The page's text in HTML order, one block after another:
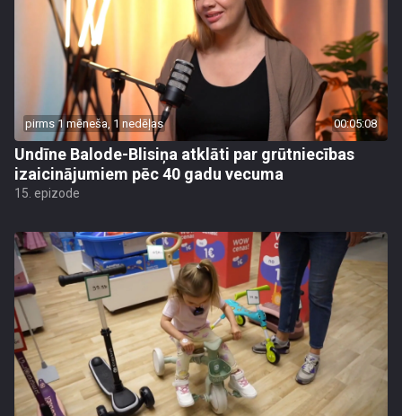
pirms 1 mēneša, 1 nedēļas 00:05:08
Undīne Balode-Blisiņa atklāti par grūtniecības
izaicinājumiem pēc 40 gadu vecuma
15. epizode